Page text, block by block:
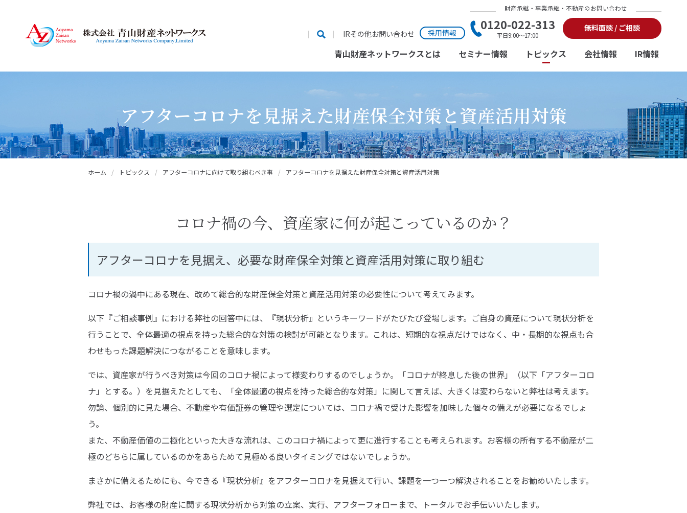
IRその他お問い合わせ 採用情報
財産承継・事業承継・不動産のお問い合わせ
0120-022-313
平日9:00～17:00
無料面談 / ご相談
青山財産ネットワークスとは セミナー情報 トピックス 会社情報 IR情報
アフターコロナを見据えた財産保全対策と資産活用対策
ホーム / トピックス / アフターコロナに向けて取り組むべき事 / アフターコロナを見据えた財産保全対策と資産活用対策
コロナ禍の今、資産家に何が起こっているのか？
アフターコロナを見据え、必要な財産保全対策と資産活用対策に取り組む
コロナ禍の渦中にある現在、改めて総合的な財産保全対策と資産活用対策の必要性について考えてみます。
以下『ご相談事例』における弊社の回答中には、『現状分析』というキーワードがたびたび登場します。ご自身の資産について現状分析を
行うことで、全体最適の視点を持った総合的な対策の検討が可能となります。これは、短期的な視点だけではなく、中・長期的な視点も合
わせもった課題解決につながることを意味します。
では、資産家が行うべき対策は今回のコロナ禍によって様変わりするのでしょうか。「コロナが終息した後の世界」（以下「アフターコロ
ナ」とする。）を見据えたとしても、「全体最適の視点を持った総合的な対策」に関して言えば、大きくは変わらないと弊社は考えます。
勿論、個別的に見た場合、不動産や有価証券の管理や選定については、コロナ禍で受けた影響を加味した個々の備えが必要になるでしょ
う。
また、不動産価値の二極化といった大きな流れは、このコロナ禍によって更に進行することも考えられます。お客様の所有する不動産が二
極のどちらに属しているのかをあらためて見極める良いタイミングではないでしょうか。
まさかに備えるためにも、今できる『現状分析』をアフターコロナを見据えて行い、課題を一つ一つ解決されることをお勧めいたします。
弊社では、お客様の財産に関する現状分析から対策の立案、実行、アフターフォローまで、トータルでお手伝いいたします。